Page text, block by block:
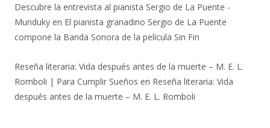
Descubre la entrevista al pianista Sergio de La Puente -
Munduky en El pianista granadino Sergio de La Puente
compone la Banda Sonora de la película Sin Fin
Reseña literaria: Vida después antes de la muerte – M. E. L.
Romboli | Para Cumplir Sueños en Reseña literaria: Vida
después antes de la muerte – M. E. L. Romboli